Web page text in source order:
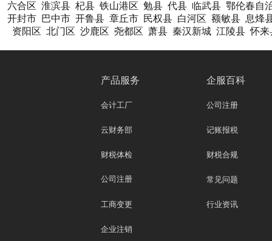
六合区 淮滨县 杞县 铁山港区 勉县 代县 临武县 鄂伦春自
开封市 巴中市 开鲁县 章丘市 民权县 白河区 额敏县 息烽
资阳区 北门区 沙鹿区 尧都区 萧县 秦汉新城 江陵县 怀来
产品服务
会计工厂
云财务部
财税体检
公司注册
工商变更
企业注销
企服百科
公司注册
记账报税
财税合规
常见问题
行业资讯